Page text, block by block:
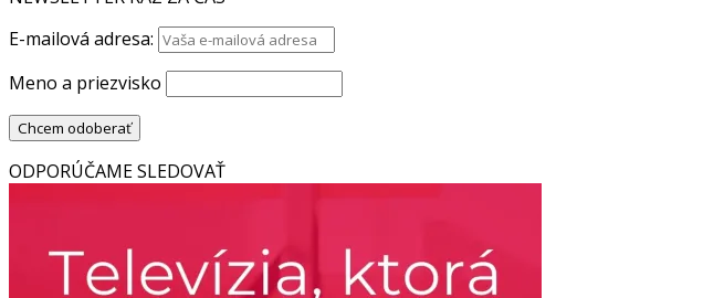
E-mailová adresa:
Meno a priezvisko
ODPORÚČAME SLEDOVAŤ